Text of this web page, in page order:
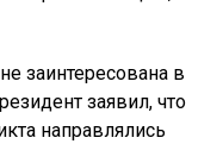
заинтересована в
заявил, что
направлялись